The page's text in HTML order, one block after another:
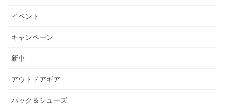
イベント
キャンペーン
新車
アウトドアギア
パック＆シューズ